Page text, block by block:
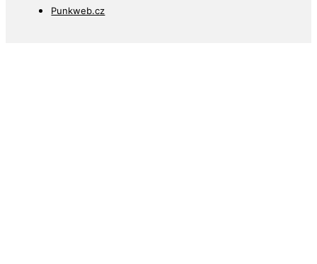
Punkweb.cz